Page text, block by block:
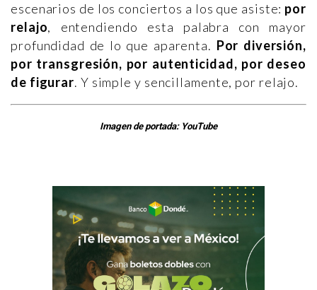
escenarios de los conciertos a los que asiste: por
relajo, entendiendo esta palabra con mayor
profundidad de lo que aparenta. Por diversión,
por transgresión, por autenticidad, por deseo
de figurar. Y simple y sencillamente, por relajo.
Imagen de portada: YouTube